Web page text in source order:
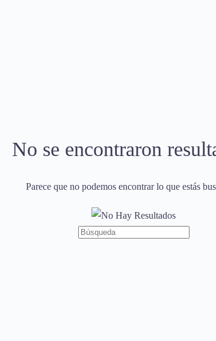
No se encontraron
Parece que no podemos encontrar lo que estás
Búsqueda